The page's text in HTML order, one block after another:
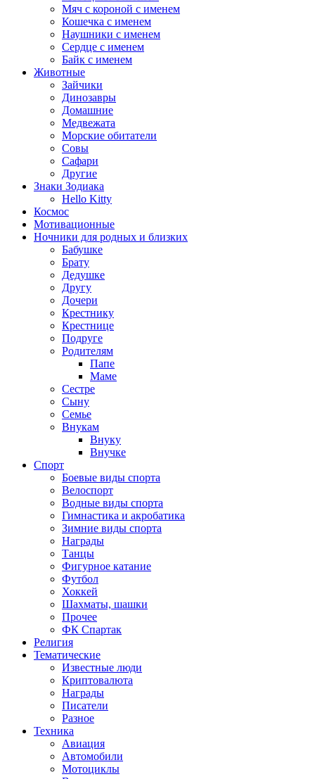
Мяч с короной с именем
Кошечка с именем
Наушники с именем
Сердце с именем
Байк с именем
Животные
Зайчики
Динозавры
Домашние
Медвежата
Морские обитатели
Совы
Сафари
Другие
Знаки Зодиака
Hello Kitty
Космос
Мотивационные
Ночники для родных и близких
Бабушке
Брату
Дедушке
Другу
Дочери
Крестнику
Крестнице
Подруге
Родителям
Папе
Маме
Сестре
Сыну
Семье
Внукам
Внуку
Внучке
Спорт
Боевые виды спорта
Велоспорт
Водные виды спорта
Гимнастика и акробатика
Зимние виды спорта
Награды
Танцы
Фигурное катание
Футбол
Хоккей
Шахматы, шашки
Прочее
ФК Спартак
Религия
Тематические
Известные люди
Криптовалюта
Награды
Писатели
Разное
Техника
Авиация
Автомобили
Мотоциклы